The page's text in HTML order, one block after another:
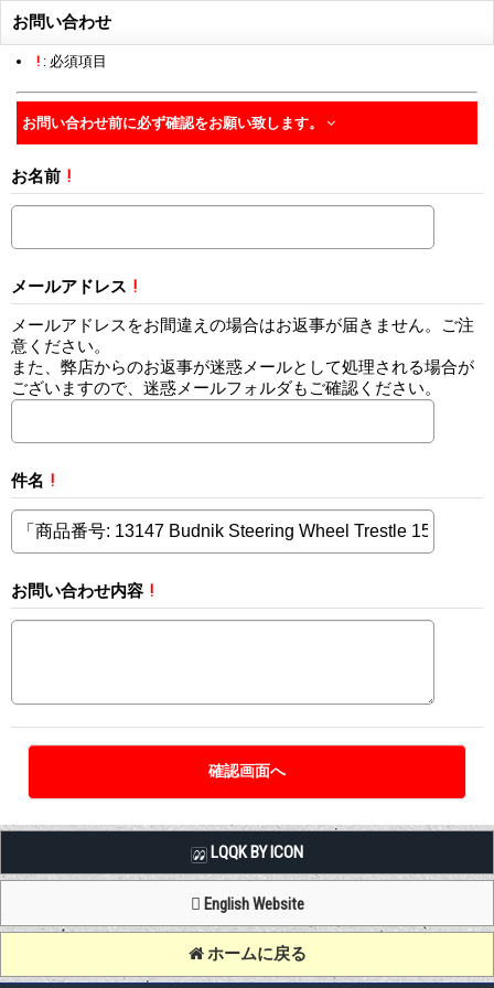
お問い合わせ
! : 必須項目
お問い合わせ前に必ず確認をお願い致します。
お名前 !
メールアドレス !
メールアドレスをお間違えの場合はお返事が届きません。ご注
意ください。
また、弊店からのお返事が迷惑メールとして処理される場合が
ございますので、迷惑メールフォルダもご確認ください。
件名 !
お問い合わせ内容 !
LQQK BY ICON
English Website
ホームに戻る